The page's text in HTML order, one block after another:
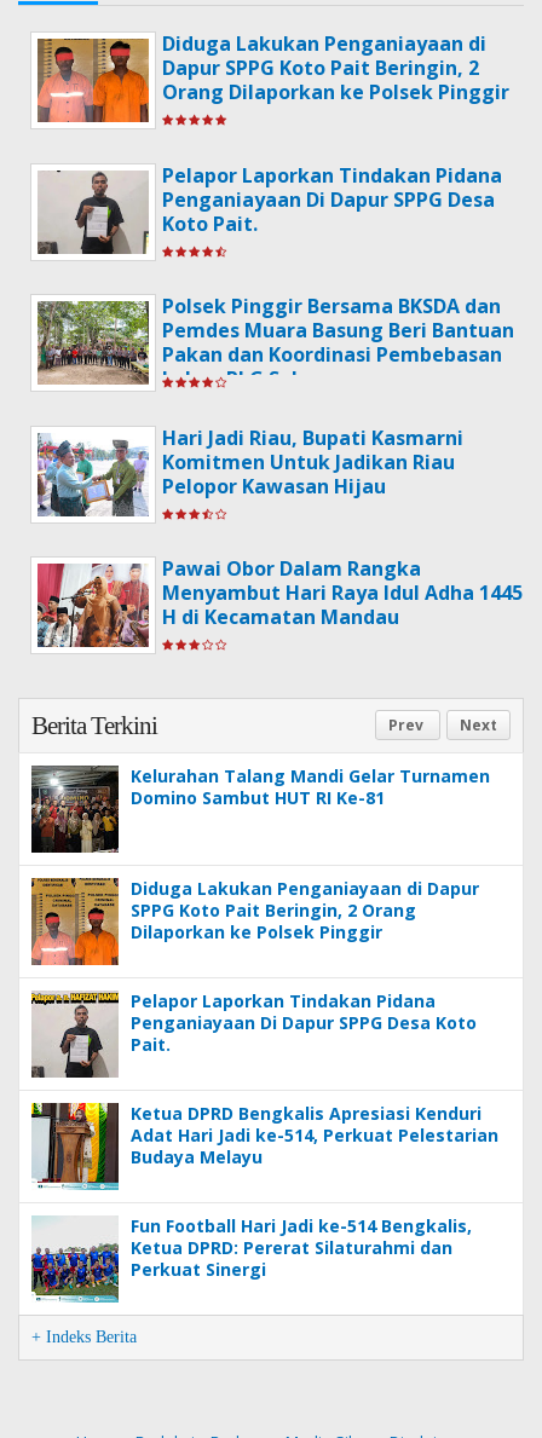
Diduga Lakukan Penganiayaan di
Dapur SPPG Koto Pait Beringin, 2
Orang Dilaporkan ke Polsek Pinggir
Pelapor Laporkan Tindakan Pidana
Penganiayaan Di Dapur SPPG Desa
Koto Pait.
Polsek Pinggir Bersama BKSDA dan
Pemdes Muara Basung Beri Bantuan
Pakan dan Koordinasi Pembebasan
Lahan PLG Sebanga
Hari Jadi Riau, Bupati Kasmarni
Komitmen Untuk Jadikan Riau
Pelopor Kawasan Hijau
Pawai Obor Dalam Rangka
Menyambut Hari Raya Idul Adha 1445
H di Kecamatan Mandau
Prev Next
Berita Terkini
Kelurahan Talang Mandi Gelar Turnamen
Domino Sambut HUT RI Ke-81
Diduga Lakukan Penganiayaan di Dapur
SPPG Koto Pait Beringin, 2 Orang
Dilaporkan ke Polsek Pinggir
Pelapor Laporkan Tindakan Pidana
Penganiayaan Di Dapur SPPG Desa Koto
Pait.
Ketua DPRD Bengkalis Apresiasi Kenduri
Adat Hari Jadi ke-514, Perkuat Pelestarian
Budaya Melayu
Fun Football Hari Jadi ke-514 Bengkalis,
Ketua DPRD: Pererat Silaturahmi dan
Perkuat Sinergi
+ Indeks Berita